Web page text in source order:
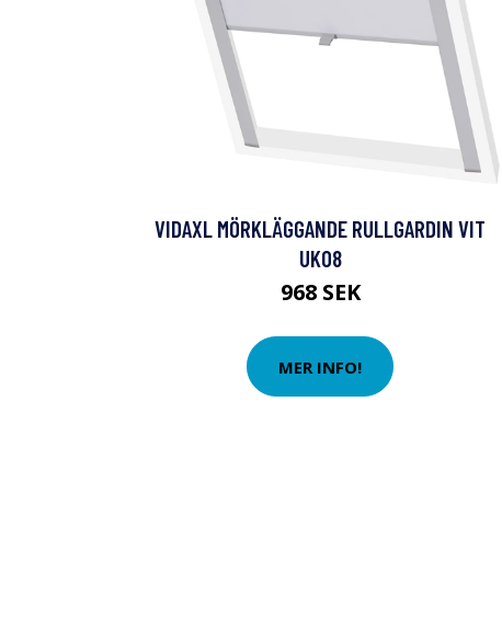
VIDAXL MÖRKLÄGGANDE RULLGARDIN VIT
UK08
968 SEK
MER INFO!